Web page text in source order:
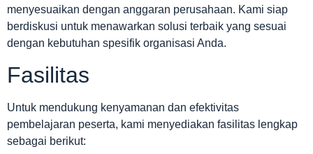
menyesuaikan dengan anggaran perusahaan. Kami siap
berdiskusi untuk menawarkan solusi terbaik yang sesuai
dengan kebutuhan spesifik organisasi Anda.
Fasilitas
Untuk mendukung kenyamanan dan efektivitas
pembelajaran peserta, kami menyediakan fasilitas lengkap
sebagai berikut: